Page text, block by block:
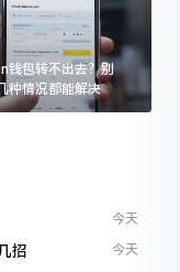
钱包转不出去？别
种情况都能解决
今天
招 今天